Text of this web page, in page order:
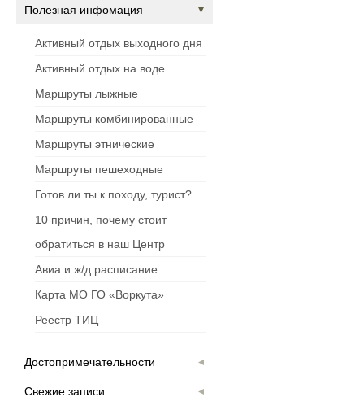
Полезная инфомация
Активный отдых выходного дня
Активный отдых на воде
Маршруты лыжные
Маршруты комбинированные
Маршруты этнические
Маршруты пешеходные
Готов ли ты к походу, турист?
10 причин, почему стоит
обратиться в наш Центр
Авиа и ж/д расписание
Карта МО ГО «Воркута»
Реестр ТИЦ
Достопримечательности
Свежие записи